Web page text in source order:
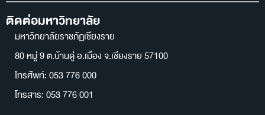
ติดต่อมหาวิทยาลัย
มหาวิทยาลัยราชภัฏเชียงราย
80 หมู่ 9 ต.บ้านดู่ อ.เมือง จ.เชียงราย 57100
โทรศัพท์: 053 776 000
โทรสาร: 053 776 001